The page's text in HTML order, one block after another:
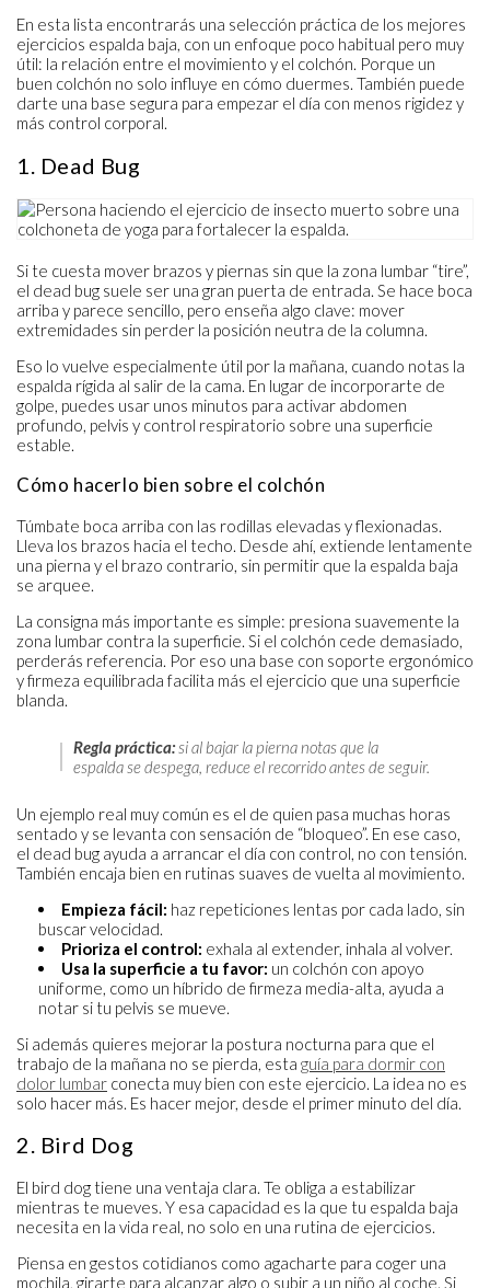
En esta lista encontrarás una selección práctica de los mejores
ejercicios espalda baja, con un enfoque poco habitual pero muy
útil: la relación entre el movimiento y el colchón. Porque un
buen colchón no solo influye en cómo duermes. También puede
darte una base segura para empezar el día con menos rigidez y
más control corporal.
1. Dead Bug
Si te cuesta mover brazos y piernas sin que la zona lumbar “tire”,
el dead bug suele ser una gran puerta de entrada. Se hace boca
arriba y parece sencillo, pero enseña algo clave: mover
extremidades sin perder la posición neutra de la columna.
Eso lo vuelve especialmente útil por la mañana, cuando notas la
espalda rígida al salir de la cama. En lugar de incorporarte de
golpe, puedes usar unos minutos para activar abdomen
profundo, pelvis y control respiratorio sobre una superficie
estable.
Cómo hacerlo bien sobre el colchón
Túmbate boca arriba con las rodillas elevadas y flexionadas.
Lleva los brazos hacia el techo. Desde ahí, extiende lentamente
una pierna y el brazo contrario, sin permitir que la espalda baja
se arquee.
La consigna más importante es simple: presiona suavemente la
zona lumbar contra la superficie. Si el colchón cede demasiado,
perderás referencia. Por eso una base con soporte ergonómico
y firmeza equilibrada facilita más el ejercicio que una superficie
blanda.
Regla práctica:si al bajar la pierna notas que la
espalda se despega, reduce el recorrido antes de seguir.
Un ejemplo real muy común es el de quien pasa muchas horas
sentado y se levanta con sensación de “bloqueo”. En ese caso,
el dead bug ayuda a arrancar el día con control, no con tensión.
También encaja bien en rutinas suaves de vuelta al movimiento.
Empieza fácil: haz repeticiones lentas por cada lado, sin
buscar velocidad.
Prioriza el control: exhala al extender, inhala al volver.
Usa la superficie a tu favor: un colchón con apoyo
uniforme, como un híbrido de firmeza media-alta, ayuda a
notar si tu pelvis se mueve.
Si además quieres mejorar la postura nocturna para que el
trabajo de la mañana no se pierda, esta guía para dormir con
dolor lumbar conecta muy bien con este ejercicio. La idea no es
solo hacer más. Es hacer mejor, desde el primer minuto del día.
2. Bird Dog
El bird dog tiene una ventaja clara. Te obliga a estabilizar
mientras te mueves. Y esa capacidad es la que tu espalda baja
necesita en la vida real, no solo en una rutina de ejercicios.
Piensa en gestos cotidianos como agacharte para coger una
mochila, girarte para alcanzar algo o subir a un niño al coche. Si